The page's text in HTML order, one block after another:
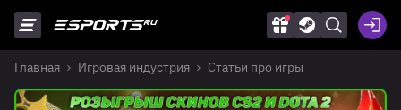
Главная Игровая индустрия Статьи про игры